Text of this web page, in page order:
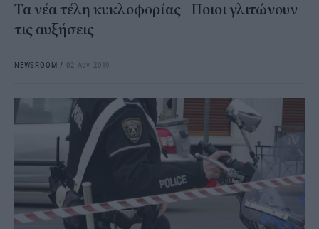
Τα νέα τέλη κυκλοφορίας - Ποιοι γλιτώνουν
τις αυξήσεις
NEWSROOM / 02 Αυγ 2019